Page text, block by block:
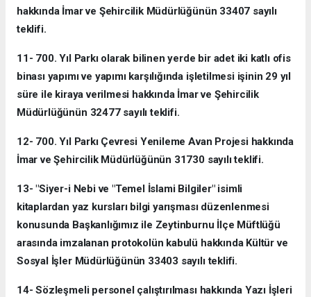
hakkında İmar ve Şehircilik Müdürlüğünün 33407 sayılı
teklifi.
11- 700. Yıl Parkı olarak bilinen yerde bir adet iki katlı ofis
binası yapımı ve yapımı karşılığında işletilmesi işinin 29 yıl
süre ile kiraya verilmesi hakkında İmar ve Şehircilik
Müdürlüğünün 32477 sayılı teklifi.
12- 700. Yıl Parkı Çevresi Yenileme Avan Projesi hakkında
İmar ve Şehircilik Müdürlüğünün 31730 sayılı teklifi.
13- "Siyer-i Nebi ve "Temel İslami Bilgiler" isimli
kitaplardan yaz kursları bilgi yarışması düzenlenmesi
konusunda Başkanlığımız ile Zeytinburnu İlçe Müftlüğü
arasında imzalanan protokolün kabulü hakkında Kültür ve
Sosyal İşler Müdürlüğünün 33403 sayılı teklifi.
14- Sözleşmeli personel çalıştırılması hakkında Yazı İşleri